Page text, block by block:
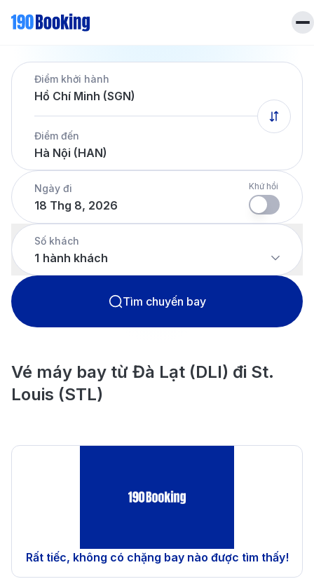
Trang chủ
Vé máy bay
Dịch vụ
Khách sạn
Tin tứcLiên hệ
Hotline
028 7303 6167
Tiếng Việt
Điểm khởi hành
Hồ Chí Minh (SGN)
Điểm đến
Hà Nội (HAN)
Ngày đi
18 Thg 8, 2026
Khứ hồi
Số khách
1 hành khách
Tìm chuyến bay
Vé máy bay từ Đà Lạt (DLI) đi St.
Louis (STL)
Rất tiếc, không có chặng bay nào được tìm thấy!